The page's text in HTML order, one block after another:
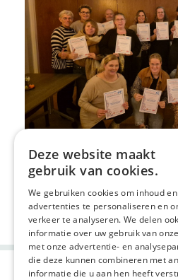
Uitreiking van diploma's voor het
basisscholing Palliatieve Zorg
Deel deze pagina:
Deze website maakt
gebruik van cookies.
We gebruiken cookies om inhoud en
advertenties te personaliseren en
verkeer te analyseren. We delen ook
informatie over uw gebruik van
met onze advertentie- en
die deze kunnen combineren met
informatie die u aan hen heeft